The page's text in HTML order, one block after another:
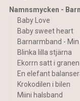
Namnsmycken -
Baby Love
Baby sweet heart
Barnarmband - Min
Blinka lilla stjärna
Ekorrn satt i granen
En elefant
Krokodilen i bilen
Miini halsband